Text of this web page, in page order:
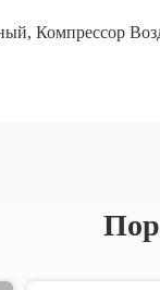
, Компрессор